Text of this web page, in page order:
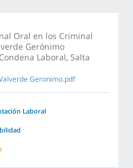
Oral en los Criminal
Gerónimo
Laboral, Salta
Geronimo.pdf
Laboral